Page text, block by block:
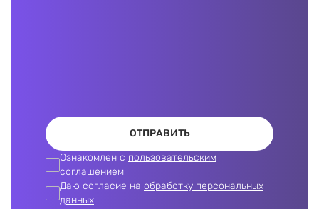
ОТПРАВИТЬ
Ознакомлен с пользовательским
соглашением
Даю согласие на обработку персональных
данных